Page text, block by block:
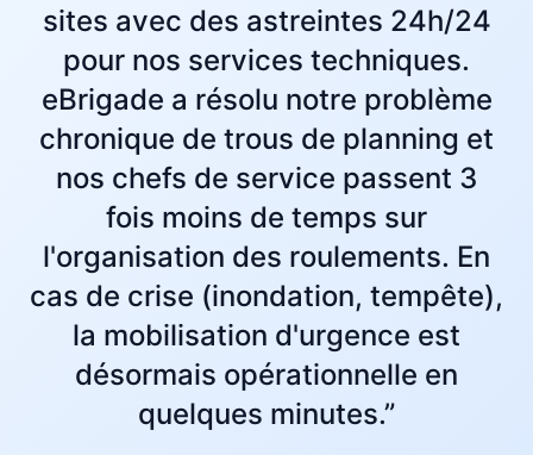
sites avec des astreintes 24h/24
pour nos services techniques.
eBrigade a résolu notre problème
chronique de trous de planning et
nos chefs de service passent 3
fois moins de temps sur
l'organisation des roulements. En
cas de crise (inondation, tempête),
la mobilisation d'urgence est
désormais opérationnelle en
quelques minutes.”